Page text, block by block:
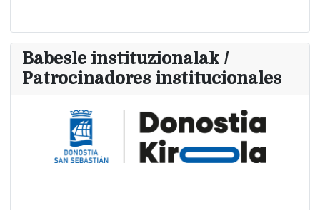
Babesle instituzionalak /
Patrocinadores institucionales